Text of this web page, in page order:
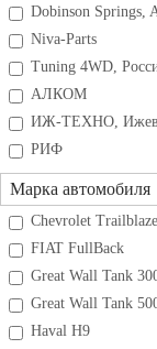
Dobinson Springs,
Niva-Parts
Tuning 4WD,
АЛКОМ
ИЖ-ТЕХНО,
РИФ
Марка автомобиля
Chevrolet
FIAT FullBack
Great Wall Tank
Great Wall Tank
Haval H9